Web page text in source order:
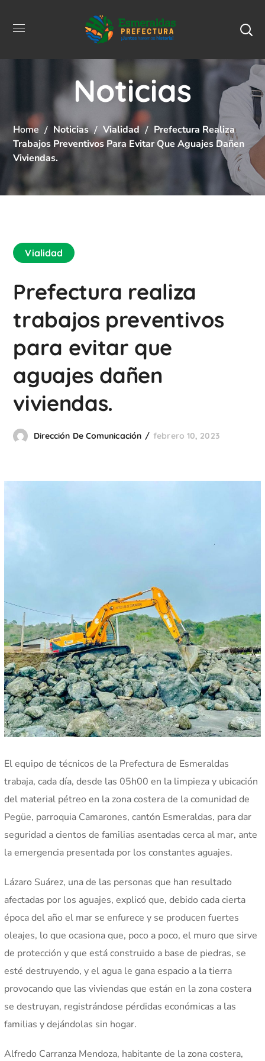
Noticias
Home Noticias Vialidad
Prefectura Realiza
Trabajos Preventivos Para Evitar Que Aguajes Dañen
Viviendas.
Vialidad
Prefectura realiza
trabajos preventivos
para evitar que
aguajes dañen
viviendas.
Dirección De Comunicación febrero 10, 2023
El equipo de técnicos de la Prefectura de Esmeraldas
trabaja, cada día, desde las 05h00 en la limpieza y ubicación
del material pétreo en la zona costera de la comunidad de
Pegüe, parroquia Camarones, cantón Esmeraldas, para dar
seguridad a cientos de familias asentadas cerca al mar, ante
la emergencia presentada por los constantes aguajes.
Lázaro Suárez, una de las personas que han resultado
afectadas por los aguajes, explicó que, debido cada cierta
época del año el mar se enfurece y se producen fuertes
oleajes, lo que ocasiona que, poco a poco, el muro que sirve
de protección y que está construido a base de piedras, se
esté destruyendo, y el agua le gana espacio a la tierra
provocando que las viviendas que están en la zona costera
se destruyan, registrándose pérdidas económicas a las
familias y dejándolas sin hogar.
Alfredo Carranza Mendoza, habitante de la zona costera,